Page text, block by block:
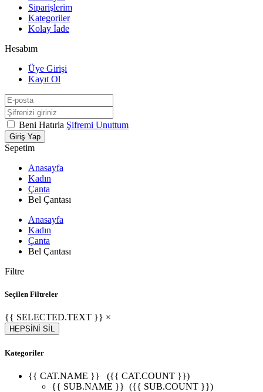
Siparişlerim
Kategoriler
Kolay İade
Hesabım
Üye Girişi
Kayıt Ol
Beni Hatırla Şifremi Unuttum
Giriş Yap
Sepetim
Anasayfa
Kadın
Çanta
Bel Çantası
Anasayfa
Kadın
Çanta
Bel Çantası
Filtre
Seçilen Filtreler
{{ SELECTED.TEXT }} ×
HEPSİNİ SİL
Kategoriler
{{ CAT.NAME }}
({{ CAT.COUNT }})
{{ SUB.NAME }} ({{ SUB.COUNT }})